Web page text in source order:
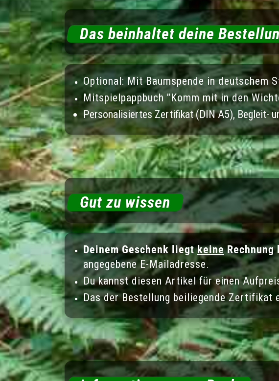
Das beinhaltet deine
Optional: Mit Baumspende in deutschem
Mitspielpappbuch "Komm mit in den
Personalisiertes Zertifikat (DIN A5), Begleit-
Gut zu wissen
Deinem Geschenk liegtkeine
angegebene E-Mailadresse.
Du kannst diesen Artikel für einen
Das der Bestellung beiliegende Zertifikat